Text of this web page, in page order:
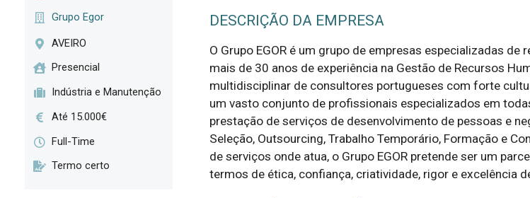
Grupo Egor
AVEIRO
Presencial
Indústria e Manutenção
Até 15.000€
Full-Time
Termo certo
DESCRIÇÃO DA EMPRESA
O Grupo EGOR é um grupo de empresas especializadas de
mais de 30 anos de experiência na Gestão de Recursos
multidisciplinar de consultores portugueses com forte
um vasto conjunto de profissionais especializados em
prestação de serviços de desenvolvimento de pessoas e
Seleção, Outsourcing, Trabalho Temporário, Formação e
de serviços onde atua, o Grupo EGOR pretende ser um
termos de ética, confiança, criatividade, rigor e excelência